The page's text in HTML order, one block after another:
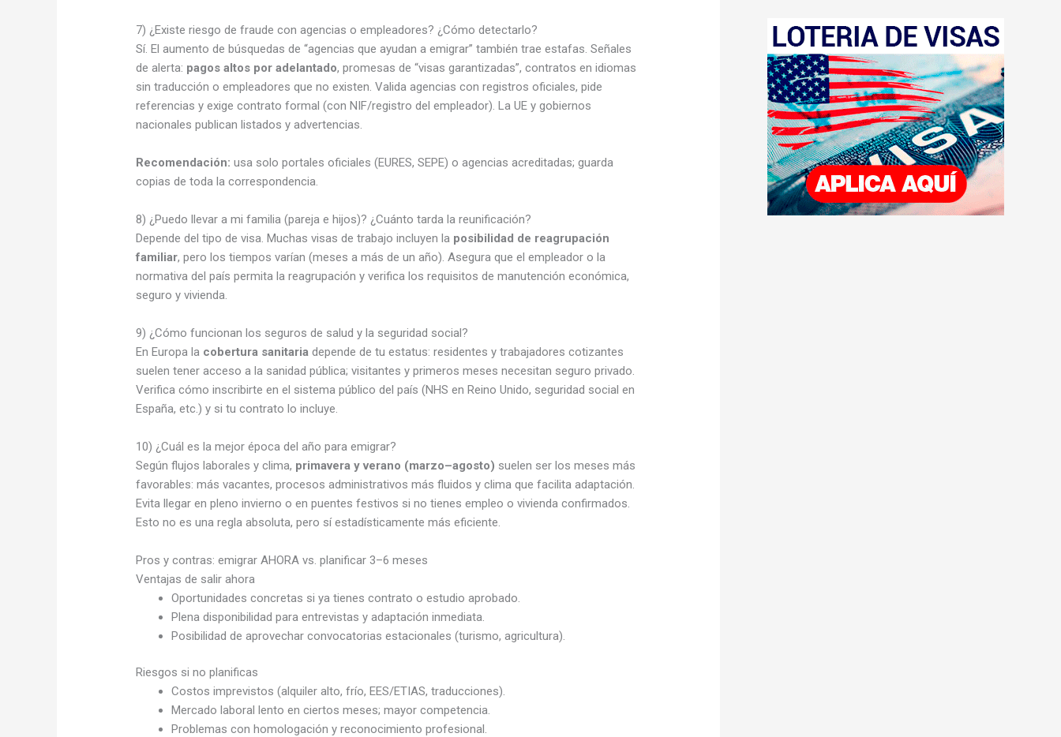
7) ¿Existe riesgo de fraude con agencias o empleadores? ¿Cómo detectarlo?
Sí. El aumento de búsquedas de “agencias que ayudan a emigrar” también trae estafas. Señales
de alerta: pagos altos por adelantado, promesas de “visas garantizadas”, contratos en idiomas
sin traducción o empleadores que no existen. Valida agencias con registros oficiales, pide
referencias y exige contrato formal (con NIF/registro del empleador). La UE y gobiernos
nacionales publican listados y advertencias.
Recomendación: usa solo portales oficiales (EURES, SEPE) o agencias acreditadas; guarda
copias de toda la correspondencia.
8) ¿Puedo llevar a mi familia (pareja e hijos)? ¿Cuánto tarda la reunificación?
Depende del tipo de visa. Muchas visas de trabajo incluyen la posibilidad de reagrupación
familiar, pero los tiempos varían (meses a más de un año). Asegura que el empleador o la
normativa del país permita la reagrupación y verifica los requisitos de manutención económica,
seguro y vivienda.
9) ¿Cómo funcionan los seguros de salud y la seguridad social?
En Europa la cobertura sanitaria depende de tu estatus: residentes y trabajadores cotizantes
suelen tener acceso a la sanidad pública; visitantes y primeros meses necesitan seguro privado.
Verifica cómo inscribirte en el sistema público del país (NHS en Reino Unido, seguridad social en
España, etc.) y si tu contrato lo incluye.
10) ¿Cuál es la mejor época del año para emigrar?
Según flujos laborales y clima, primavera y verano (marzo–agosto) suelen ser los meses más
favorables: más vacantes, procesos administrativos más fluidos y clima que facilita adaptación.
Evita llegar en pleno invierno o en puentes festivos si no tienes empleo o vivienda confirmados.
Esto no es una regla absoluta, pero sí estadísticamente más eficiente.
Pros y contras: emigrar AHORA vs. planificar 3–6 meses
Ventajas de salir ahora
Oportunidades concretas si ya tienes contrato o estudio aprobado.
Plena disponibilidad para entrevistas y adaptación inmediata.
Posibilidad de aprovechar convocatorias estacionales (turismo, agricultura).
Riesgos si no planificas
Costos imprevistos (alquiler alto, frío, EES/ETIAS, traducciones).
Mercado laboral lento en ciertos meses; mayor competencia.
Problemas con homologación y reconocimiento profesional.